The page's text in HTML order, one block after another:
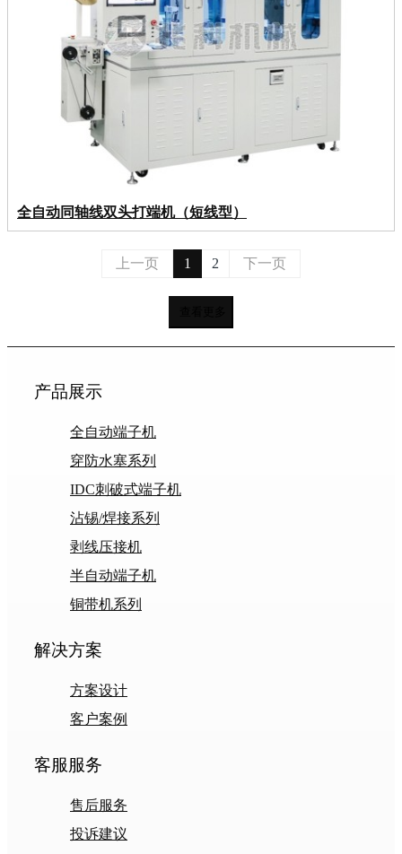
全自动同轴线双头打端机（短线型）
上一页 1 2 下一页
产品展示
全自动端子机
穿防水塞系列
IDC刺破式端子机
沾锡/焊接系列
剥线压接机
半自动端子机
铜带机系列
解决方案
方案设计
客户案例
客服服务
售后服务
投诉建议